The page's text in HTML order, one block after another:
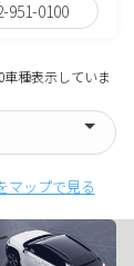
951-0100
種表示していま
マップで見る